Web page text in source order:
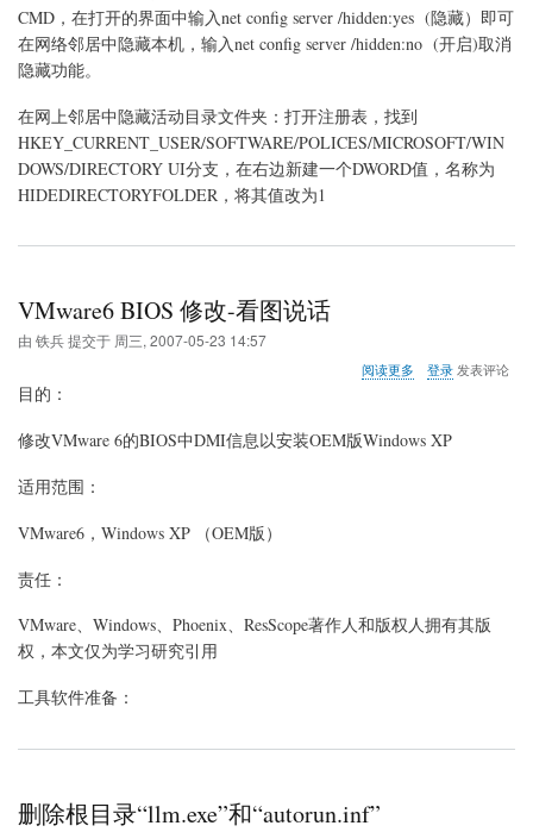
居
隐
算
机
络）
CMD，在打开的界面中输入net config server /hidden:yes (隐藏）即可
在网络邻居中隐藏本机，输入net config server /hidden:no (开启)取消
隐藏功能。
在网上邻居中隐藏活动目录文件夹：打开注册表，找到
HKEY_CURRENT_USER/SOFTWARE/POLICES/MICROSOFT/WIN
DOWS/DIRECTORY UI分支，在右边新建一个DWORD值，名称为
HIDEDIRECTORYFOLDER，将其值改为1
VMware6 BIOS 修改-看图说话
由 铁兵提交于 周三, 2007-05-23 14:57
阅读更多
修
登录发表评论
目的：
修改VMware 6的BIOS中DMI信息以安装OEM版Windows XP
适用范围：
VMware6，Windows XP （OEM版）
责任：
VMware、Windows、Phoenix、ResScope著作人和版权人拥有其版
权，本文仅为学习研究引用
工具软件准备：
删除根目录“llm.exe”和“autorun.inf”